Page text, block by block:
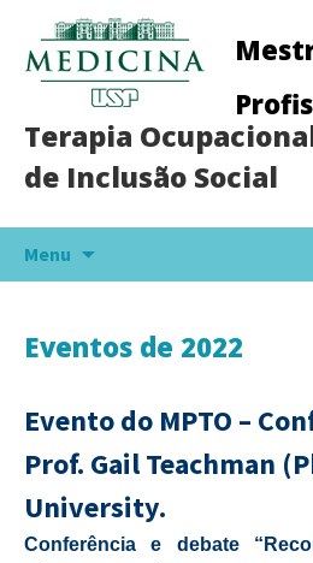
Terapia
de Inclusão Social
Menu
Eventos de 2022
Evento do MPTO –
Prof. GailTeachman
University.
Conferência e debate